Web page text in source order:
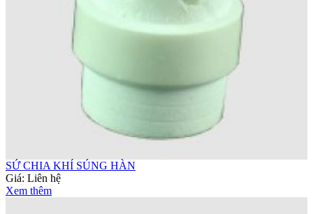
SỨ CHIA KHÍ SÚNG HÀN
Giá: Liên hệ
Xem thêm